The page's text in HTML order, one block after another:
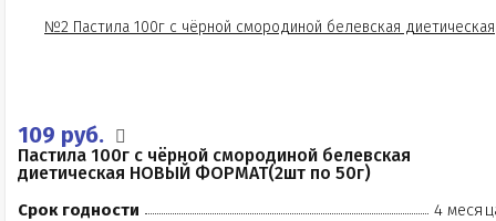
109 руб.
Пастила 100г с чёрной смородиной белевская
диетическая НОВЫЙ ФОРМАТ(2шт по 50г)
Срок годности
4